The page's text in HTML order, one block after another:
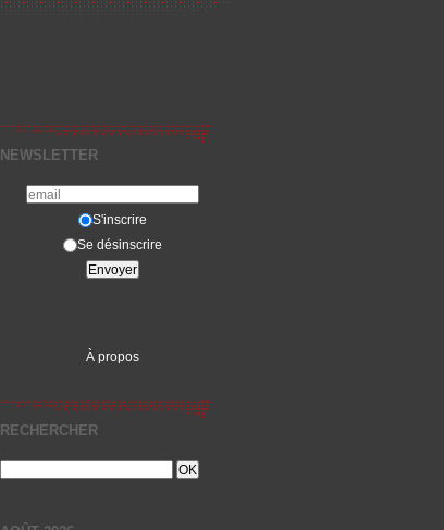
NEWSLETTER
S'inscrire
Se désinscrire
À propos
RECHERCHER